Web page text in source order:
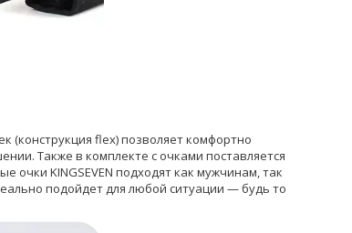
flex) позволяет комфортно
Также в комплекте с очками поставляется
очки KINGSEVEN подходят как мужчинам, так
подойдет для любой ситуации — будь то